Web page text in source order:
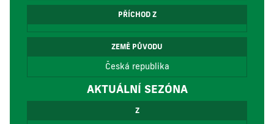
PŘÍCHOD Z
ZEMĚ PŮVODU
Česká republika
AKTUÁLNÍ SEZÓNA
Z